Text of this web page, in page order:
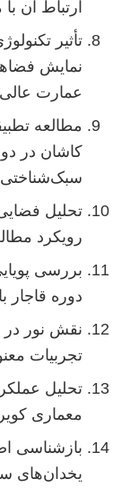
ارتباط آن با
نمایش
عمارت
مطالعه
کاشان در
سبک‌شناختی.
تحلیل فضایی
رویکرد
بررسی پویایی
دوره قاجار با
نقش نور در
تجربیات معنوی.
تحلیل عملکردی
معماری کویری
بازشناسی اصول
یخدان‌های